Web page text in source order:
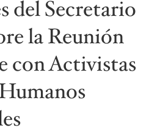
del Secretario
la Reunión
con Activistas